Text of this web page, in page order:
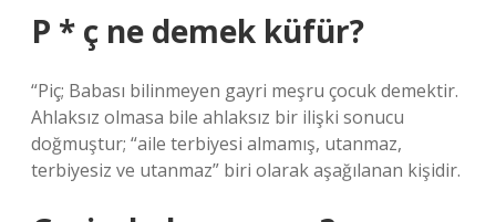
P * ç ne demek küfür?
“Piç; Babası bilinmeyen gayri meşru çocuk demektir.
Ahlaksız olmasa bile ahlaksız bir ilişki sonucu
doğmuştur; “aile terbiyesi almamış, utanmaz,
terbiyesiz ve utanmaz” biri olarak aşağılanan kişidir.